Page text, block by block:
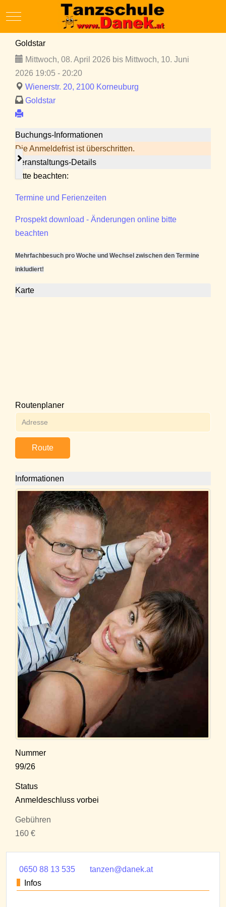
Mobile Menu Toggle
Goldstar
Mittwoch, 08. April 2026 bis Mittwoch, 10. Juni
2026 19:05 - 20:20
Wienerstr. 20, 2100 Korneuburg
Goldstar
Buchungs-Informationen
Die Anmeldefrist ist überschritten.
Veranstaltungs-Details
Bitte beachten:
Termine und Ferienzeiten
Prospekt download - Änderungen online bitte
beachten
Mehrfachbesuch pro Woche und Wechsel zwischen den Termine
inkludiert!
Karte
Routenplaner
Route
Informationen
Nummer
99/26
Status
Anmeldeschluss vorbei
Gebühren
160 €
0650 88 13 535
tanzen@danek.at
Infos